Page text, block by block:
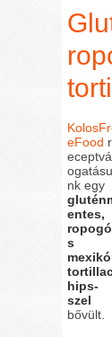
eFood r
ogatásu
nk egy
entes,
ropogó
s
hips-
szel
bővült.